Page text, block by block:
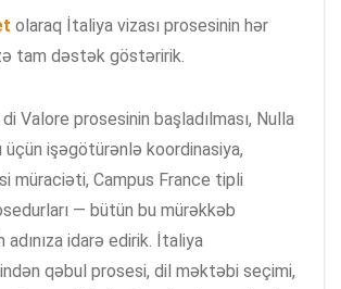
olaraq İtaliya vizası prosesinin hər
tam dəstək göstəririk.
Valore prosesinin başladılması, Nulla
üçün işəgötürənlə koordinasiya,
müraciəti, Campus France tipli
— bütün bu mürəkkəb
adınıza idarə edirik. İtaliya
qəbul prosesi, dil məktəbi seçimi,